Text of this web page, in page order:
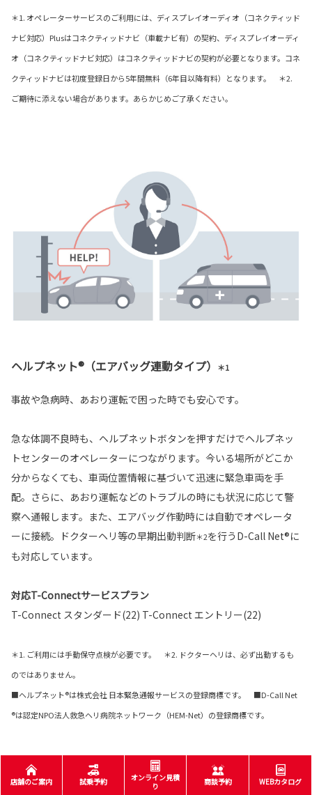
＊1. オペレーターサービスのご利用には、ディスプレイオーディオ（コネクティッド
ナビ対応）Plusはコネクティッドナビ（車載ナビ有）の契約、ディスプレイオーディ
オ（コネクティッドナビ対応）はコネクティッドナビの契約が必要となります。コネ
クティッドナビは初度登録日から5年間無料（6年目以降有料）となります。 ＊2.
ご期待に添えない場合があります。あらかじめご了承ください。
ヘルプネット®（エアバッグ連動タイプ） ＊1
事故や急病時、あおり運転で困った時でも安心です。
急な体調不良時も、ヘルプネットボタンを押すだけでヘルプネッ
トセンターのオペレーターにつながります。今いる場所がどこか
分からなくても、車両位置情報に基づいて迅速に緊急車両を手
配。さらに、あおり運転などのトラブルの時にも状況に応じて警
察へ通報します。また、エアバッグ作動時には自動でオペレータ
ーに接続。ドクターヘリ等の早期出動判断＊2を行うD-Call Net®に
も対応しています。
対応T-Connectサービスプラン
T-Connect スタンダード(22) T-Connect エントリー(22)
＊1. ご利用には手動保守点検が必要です。 ＊2. ドクターヘリは、必ず出動するも
のではありません。
■ヘルプネット®は株式会社 日本緊急通報サービスの登録商標です。 ■D-Call Net
®は認定NPO法人救急ヘリ病院ネットワーク（HEM-Net）の登録商標です。
店舗のご案内 試乗予約
オンライン見積
り
商談予約 WEBカタログ